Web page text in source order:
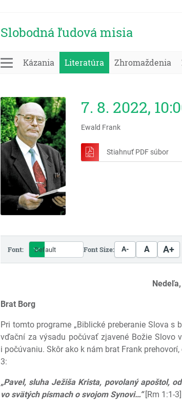
Slobodná ľudová misia
Kázania Literatúra Zhromaždenia
7. 8. 2022,
Ewald Frank
Stiahnuť PDF súbor
Font: Font Size: A- A A+
Brat Borg
Pri tomto programe „Biblické preberanie Slova s
vďační za výsadu počúvať zjavené Božie Slovo
i počúvaniu. Skôr ako k nám brat Frank
3:
„Pavel, sluha Ježiša Krista, povolaný apoštol,
vo svätých písmach o svojom Synovi…“[Rm 1:1-3]